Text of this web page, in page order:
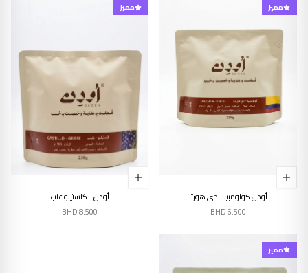
مميز
أودن كولومبيا - دي هورتا
BHD6.500
مميز
أودن - كاستيلو عنب
BHD8.500
مميز